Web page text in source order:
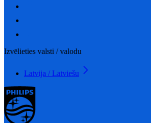
Izvēlieties valsti / valodu
Latvija / Latviešu